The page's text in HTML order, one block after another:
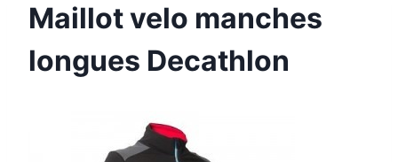
Maillot velo manches
longues Decathlon